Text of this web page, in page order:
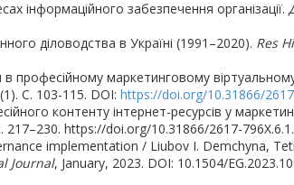
забезпечення організації.
діловодства в Україні (1991–2020). Res
маркетинговому
С. 103-115. DOI: https://doi.org/10.31866/
контенту інтернет-ресурсів у
https://doi.org/10.31866/2617-
implementation / Liubov I. Demchyna,
Journal, January, 2023. DOI: 10.1504/